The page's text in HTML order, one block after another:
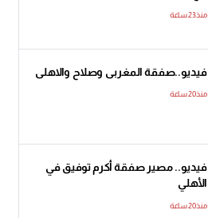
منذ23 ساعة
فيديو..صفقة المغربى وصلاح والاهلى
منذ20 ساعة
فيديو.. مصير صفقة أكرم توفيق في
الأهلي
منذ20 ساعة